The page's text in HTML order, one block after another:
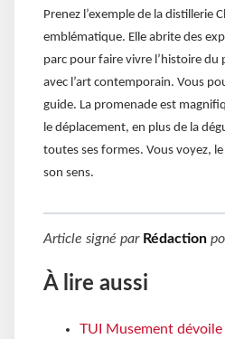
Prenez l’exemple de la distillerie
emblématique. Elle abrite des
parc pour faire vivre l’histoire du
avec l’art contemporain. Vous
guide. La promenade est
le déplacement, en plus de la
toutes ses formes. Vous voyez,
son sens.
Article signé par Rédaction
À lire aussi
TUI Musement